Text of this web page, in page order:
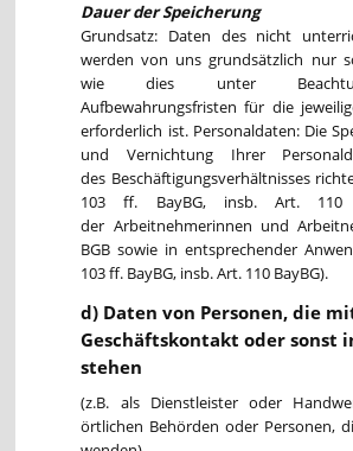
Dauer der Speicherung
Grundsatz: Daten des nicht
werden von uns grundsätzlich nur
wie dies unter
Aufbewahrungsfristen für die
erforderlich ist. Personaldaten: Die
und Vernichtung Ihrer
des Beschäftigungsverhältnisses
103 ff. BayBG, insb. Art. 110
der Arbeitnehmerinnen und
BGB sowie in entsprechender
103 ff. BayBG, insb. Art. 110 BayBG).
d) Daten von Personen, die
Geschäftskontakt oder sonst
stehen
(z.B. als Dienstleister oder
örtlichen Behörden oder Personen,